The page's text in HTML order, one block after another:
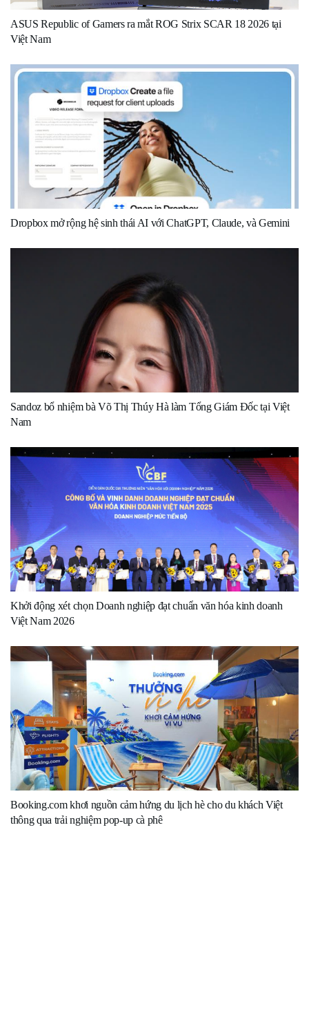
ASUS Republic of Gamers ra mắt ROG Strix SCAR 18 2026 tại
Việt Nam
Dropbox mở rộng hệ sinh thái AI với ChatGPT, Claude, và Gemini
Sandoz bổ nhiệm bà Võ Thị Thúy Hà làm Tổng Giám Đốc tại Việt
Nam
Khởi động xét chọn Doanh nghiệp đạt chuẩn văn hóa kinh doanh
Việt Nam 2026
Booking.com khơi nguồn cảm hứng du lịch hè cho du khách Việt
thông qua trải nghiệm pop-up cà phê